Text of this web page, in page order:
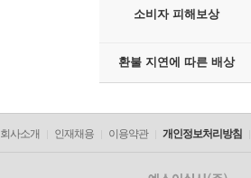
소비자 피해보상
환불 지연에 따른 배상
회사소개 인재채용 이용약관 개인정보처리방침